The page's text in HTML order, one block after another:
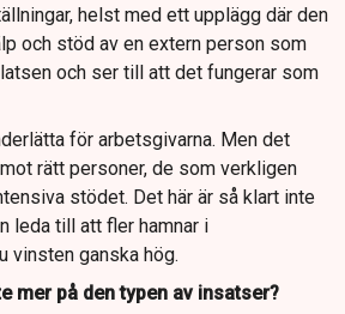
helst med ett upplägg där den
och stöd av en extern person som
och ser till att det fungerar som
för arbetsgivarna. Men det
rätt personer, de som verkligen
stödet. Det här är så klart inte
leda till att fler hamnar i
vinsten ganska hög.
mer på den typen av insatser?